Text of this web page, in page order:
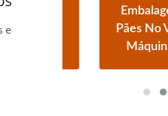
e
Embalagem
Pães No Vapor
Máquina De